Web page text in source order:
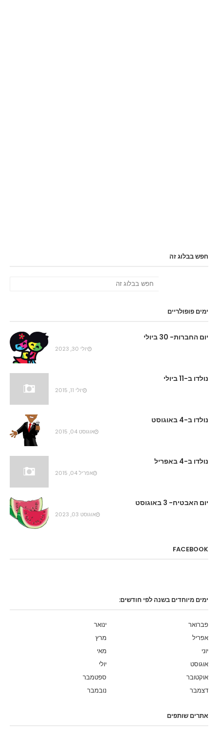
חפש בבלוג זה
ימים פופולריים
יום החברות- 30 ביולי
יולי 30, 2023
נולדו ב-11 ביולי
יולי 11, 2015
נולדו ב-4 באוגוסט
אוגוסט 04, 2015
נולדו ב-4 באפריל
אפריל 04, 2015
יום האבטיח- 3 באוגוסט
אוגוסט 03, 2023
FACEBOOK
ימים מיוחדים בשנה לפי חודשים:
ינואר
פברואר
מרץ
אפריל
מאי
יוני
יולי
אוגוסט
ספטמבר
אוקטובר
נובמבר
דצמבר
אתרים שותפים